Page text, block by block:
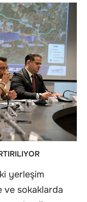
yerleşim
ve sokaklarda